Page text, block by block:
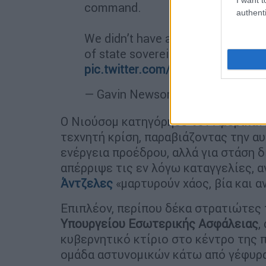
command.
We didn’t have a problem until
of state sovereignty — inflaming
pic.twitter.com/tOtA5dcfxc
— Gavin Newsom
Ο Νιούσομ κατηγόρησε τον
τεχνητή κρίση, παραβιάζοντας την
ενέργεια προέδρου, αλλά για στάση
απέρριψε τις εν λόγω καταγγελίες,
Άντζελες «μαρτυρούν χάος, βία και
Επιπλέον, περίπου δέκα στρατιώτες
Υπουργείου Εσωτερικής Ασφάλειας,
κυβερνητικό κτίριο στο κέντρο
ομάδα αστυνομικών κάτω από